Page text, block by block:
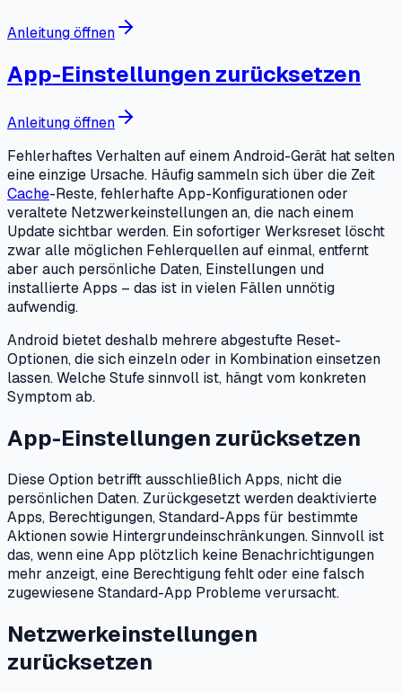
Anleitung öffnen
App-Einstellungen zurücksetzen
Anleitung öffnen
Fehlerhaftes Verhalten auf einem Android-Gerät hat selten
eine einzige Ursache. Häufig sammeln sich über die Zeit
Cache-Reste, fehlerhafte App-Konfigurationen oder
veraltete Netzwerkeinstellungen an, die nach einem
Update sichtbar werden. Ein sofortiger Werksreset löscht
zwar alle möglichen Fehlerquellen auf einmal, entfernt
aber auch persönliche Daten, Einstellungen und
installierte Apps – das ist in vielen Fällen unnötig
aufwendig.
Android bietet deshalb mehrere abgestufte Reset-
Optionen, die sich einzeln oder in Kombination einsetzen
lassen. Welche Stufe sinnvoll ist, hängt vom konkreten
Symptom ab.
App-Einstellungen zurücksetzen
Diese Option betrifft ausschließlich Apps, nicht die
persönlichen Daten. Zurückgesetzt werden deaktivierte
Apps, Berechtigungen, Standard-Apps für bestimmte
Aktionen sowie Hintergrundeinschränkungen. Sinnvoll ist
das, wenn eine App plötzlich keine Benachrichtigungen
mehr anzeigt, eine Berechtigung fehlt oder eine falsch
zugewiesene Standard-App Probleme verursacht.
Netzwerkeinstellungen
zurücksetzen